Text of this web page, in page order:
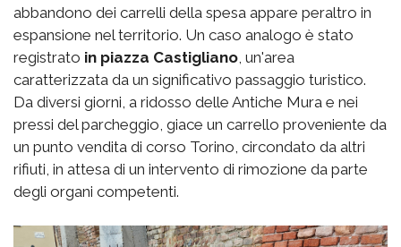
abbandono dei carrelli della spesa appare peraltro in
espansione nel territorio. Un caso analogo è stato
registrato in piazza Castigliano , un'area
caratterizzata da un significativo passaggio turistico.
Da diversi giorni, a ridosso delle Antiche Mura e nei
pressi del parcheggio, giace un carrello proveniente da
un punto vendita di corso Torino, circondato da altri
rifiuti, in attesa di un intervento di rimozione da parte
degli organi competenti.